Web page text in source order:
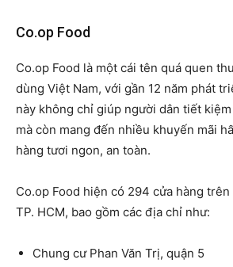
Co.op Food
Co.op Food là một cái tên quá quen
dùng Việt Nam, với gần 12 năm phát
này không chỉ giúp người dân tiết
mà còn mang đến nhiều khuyến mãi
hàng tươi ngon, an toàn.
Co.op Food hiện có 294 cửa hàng trên
TP. HCM, bao gồm các địa chỉ như:
Chung cư Phan Văn Trị, quận 5